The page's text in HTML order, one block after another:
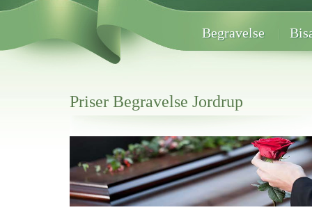
Begravelse
Priser Begravelse Jordrup
Her hos os får du altid en god afslutning når det gælder
Priser Begravelse Jordrup
vi hjælper i alle faser af begravelsel